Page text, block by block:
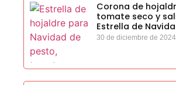
Corona de
tomate seco y
Estrella de
30 de diciembre de 2024